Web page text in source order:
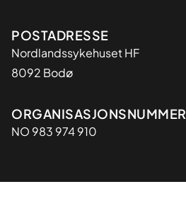
Adresse
POSTADRESSE
Nordlandssykehuset HF
8092 Bodø
Organisasjon
ORGANISASJONSNUMMER
NO 983 974 910